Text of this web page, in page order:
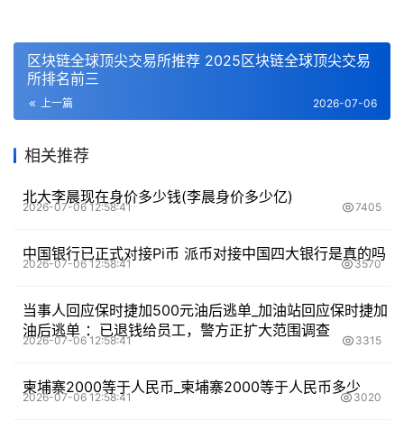
区块链全球顶尖交易所推荐 2025区块链全球顶尖交易
所排名前三
上一篇 2026-07-06
相关推荐
北大李晨现在身价多少钱(李晨身价多少亿)
2026-07-06 12:58:41 7405
中国银行已正式对接Pi币 派币对接中国四大银行是真的吗
2026-07-06 12:58:41 3570
当事人回应保时捷加500元油后逃单_加油站回应保时捷加
油后逃单 ：已退钱给员工，警方正扩大范围调查
2026-07-06 12:58:41 3315
柬埔寨2000等于人民币_柬埔寨2000等于人民币多少
2026-07-06 12:58:41 3020